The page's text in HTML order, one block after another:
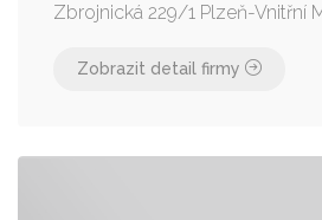
Zbrojnická 229/1 Plzeň-Vnitřní
Zobrazit detail firmy